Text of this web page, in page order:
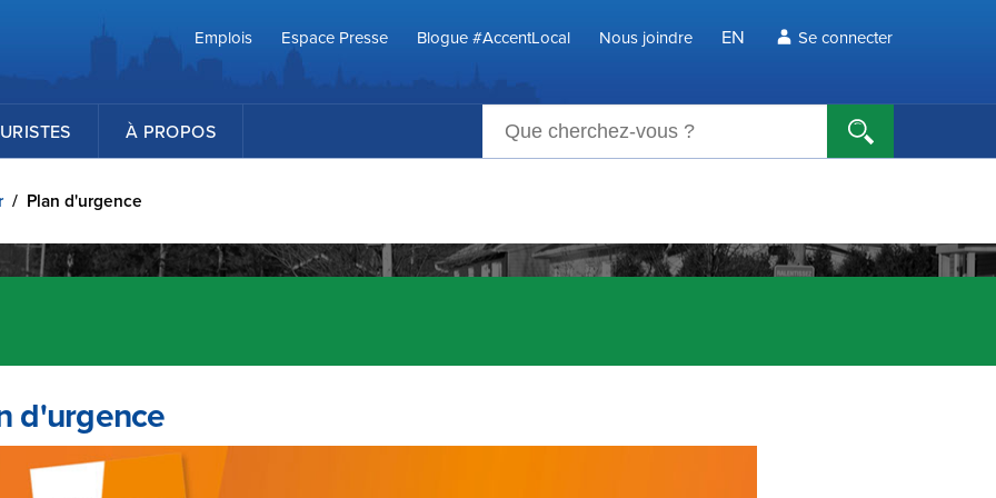
Emplois
Espace Presse Blogue #AccentLocal Nous joindre EN Se connecter
À PROPOS
/ Plan d'urgence
d'urgence